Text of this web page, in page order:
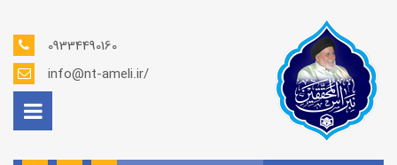
09334490160
info@nt-ameli.ir/